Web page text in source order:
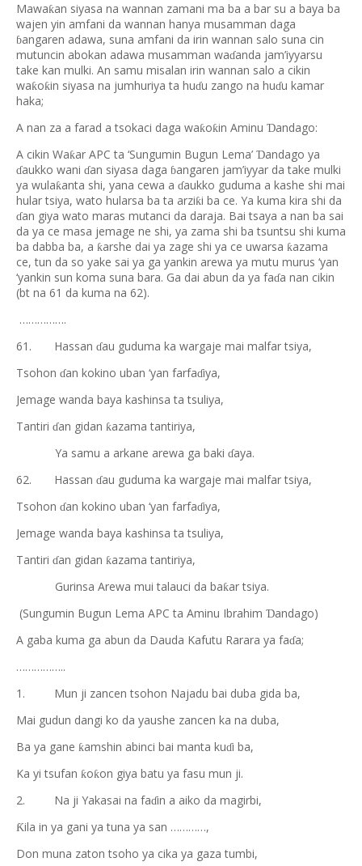
Mawaƙan siyasa na wannan zamani ma ba a bar su a baya ba
wajen yin amfani da wannan hanya musamman daga
ɓangaren adawa, suna amfani da irin wannan salo suna cin
mutuncin abokan adawa musamman waɗanda jam’iyyarsu
take kan mulki. An samu misalan irin wannan salo a cikin
waƙoƙin siyasa na jumhuriya ta huɗu zango na huɗu kamar
haka;
A nan za a farad a tsokaci daga waƙoƙin Aminu Ɗandago:
A cikin Waƙar APC ta ‘Sungumin Bugun Lema’ Ɗandago ya
ɗaukko wani ɗan siyasa daga ɓangaren jam’iyyar da take mulki
ya wulaƙanta shi, yana cewa a ɗaukko guduma a kashe shi mai
hular tsiya, wato hularsa ba ta arziƙi ba ce. Ya kuma kira shi da
ɗan giya wato maras mutanci da daraja. Bai tsaya a nan ba sai
da ya ce masa jemage ne shi, ya zama shi ba tsuntsu shi kuma
ba dabba ba, a ƙarshe dai ya zage shi ya ce uwarsa ƙazama
ce, tun da so yake sai ya ga yankin arewa ya mutu murus ‘yan
‘yankin sun koma suna bara. Ga dai abun da ya faɗa nan cikin
(bt na 61 da kuma na 62).
…………….
61.
Hassan ɗau guduma ka wargaje mai malfar tsiya,
Tsohon ɗan kokino uban ‘yan farfaɗiya,
Jemage wanda baya kashinsa ta tsuliya,
Tantiri ɗan gidan ƙazama tantiriya,
Ya samu a arkane arewa ga baki ɗaya.
62.
Hassan ɗau guduma ka wargaje mai malfar tsiya,
Tsohon ɗan kokino uban ‘yan farfaɗiya,
Jemage wanda baya kashinsa ta tsuliya,
Tantiri ɗan gidan ƙazama tantiriya,
Gurinsa Arewa mui talauci da baƙar tsiya.
(Sungumin Bugun Lema APC ta Aminu Ibrahim Ɗandago)
A gaba kuma ga abun da Dauda Kafutu Rarara ya faɗa;
……………..
1.
Mun ji zancen tsohon Najadu bai duba gida ba,
Mai gudun dangi ko da yaushe zancen ka na duba,
Ba ya gane ƙamshin abinci bai manta kuɗi ba,
Ka yi tsufan ƙoƙon giya batu ya fasu mun ji.
2.
Na ji Yakasai na faɗin a aiko da magirbi,
Ƙila in ya gani ya tuna ya san …………,
Don muna zaton tsoho ya cika ya gaza tumbi,